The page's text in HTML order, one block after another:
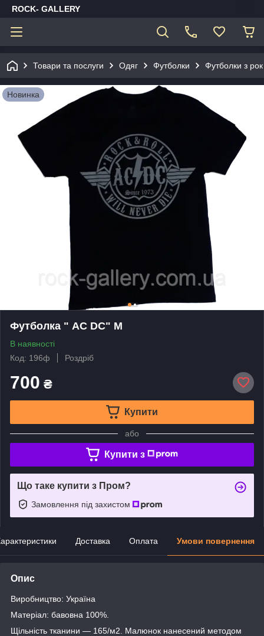
ROCK- GALLERY
Товари та послуги Одяг Футболки Футболки з
Новинка
Футболка " AC DC" M
В наявності
Код: 196ф
Роздріб
700 ₴
Купити
або
Купити з
Що таке купити з Пром?
Замовлення під захистом
Доставка Оплата Умови повернення
Опис
Виробництво: Україна
Матеріал: бавовна 100%.
Щільність тканини — 165/м2. Малюнок нанесений методом